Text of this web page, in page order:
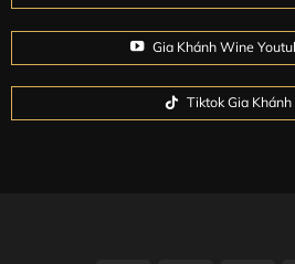
Bảo quản:Rượu vang nên được
tránh ánh sáng trực tiếp và biến
Gia Khánh Wine
Tiktok Gia